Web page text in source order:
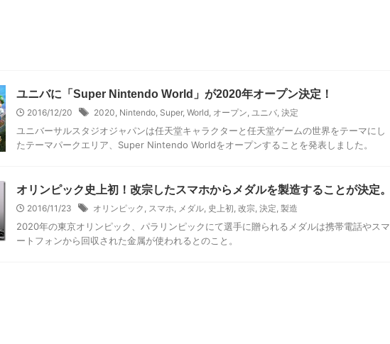
ユニバに「Super Nintendo World」が2020年オープン決定！
2016/12/20 2020, Nintendo, Super, World, オープン, ユニバ, 決定
ユニバーサルスタジオジャパンは任天堂キャラクターと任天堂ゲームの世界をテーマにし
たテーマパークエリア、Super Nintendo Worldをオープンすることを発表しました。
オリンピック史上初！改宗したスマホからメダルを製造することが決定。
2016/11/23 オリンピック , スマホ, メダル, 史上初, 改宗, 決定, 製造
2020年の東京オリンピック、パラリンピックにて選手に贈られるメダルは携帯電話やスマ
ートフォンから回収された金属が使われるとのこと。